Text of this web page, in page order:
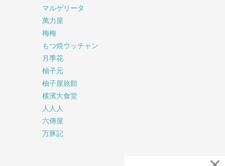
マルゲリータ
萬力屋
梅梅
もつ焼ウッチャン
月季花
柚子元
柚子屋旅館
横濱大食堂
人人人
六傳屋
万豚記